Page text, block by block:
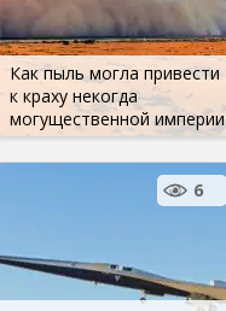
Как пыль могла привести
к краху некогда
могущественной империи
6